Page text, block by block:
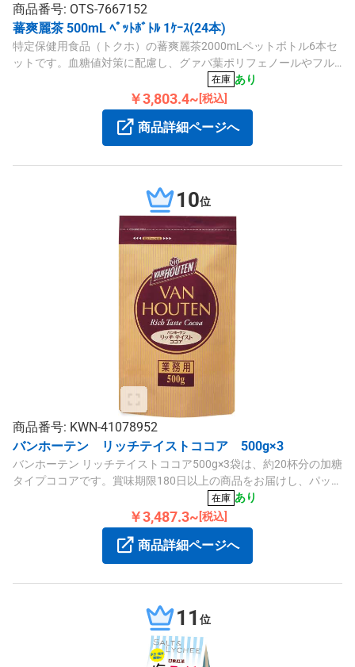
商品番号: OTS-7667152
蕃爽麗茶 500mL ﾍﾟｯﾄﾎﾞﾄﾙ 1ｹｰｽ(24本)
特定保健用食品（トクホ）の蕃爽麗茶2000mLペットボトル6本セ
ットです。血糖値対策に配慮し、グァバ葉ポリフェノールやフル
ーツエキスを配合し、ノンカフェインで飲みやすい仕上がりとな
在庫 あり
￥3,803.4~ [税込]
商品詳細ページへ
10位
商品番号: KWN-41078952
バンホーテン リッチテイストココア 500g×3
バンホーテン リッチテイストココア500g×3袋は、約20杯分の加糖
タイプココアです。賞味期限180日以上の商品をお届けし、パッケ
ージや内容量が予告なく変更される場合があります。
在庫 あり
￥3,487.3~ [税込]
商品詳細ページへ
11 位